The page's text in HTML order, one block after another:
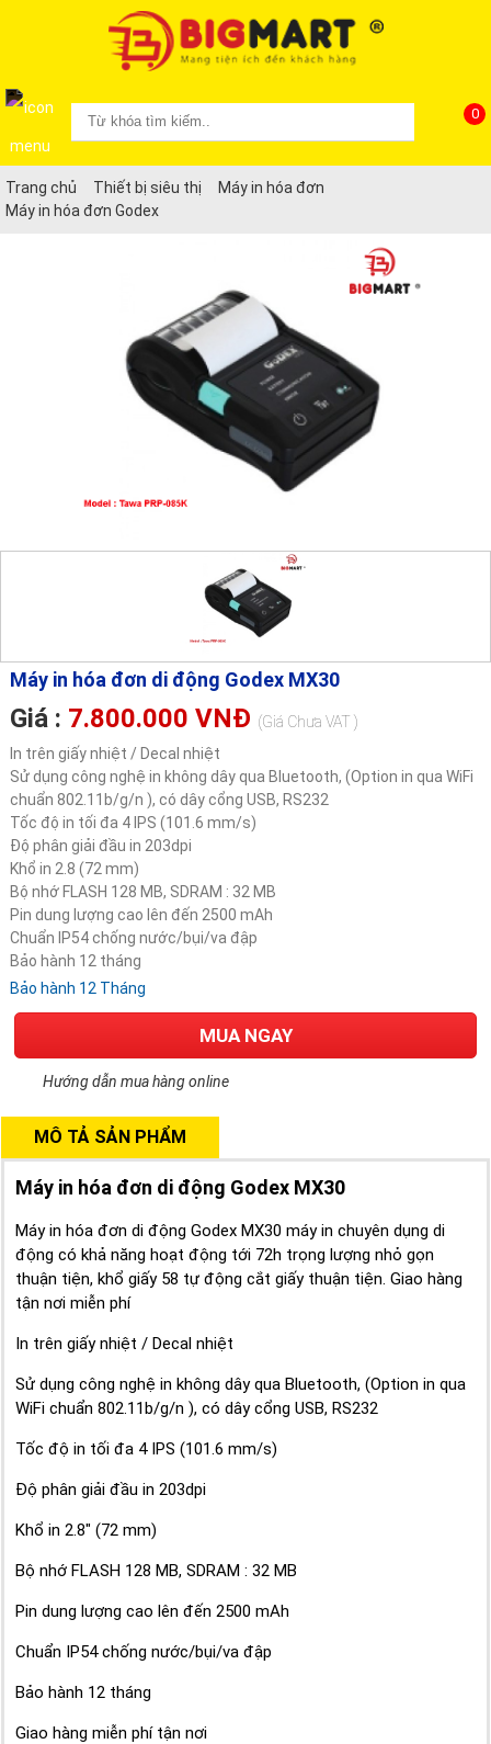
0
Trang chủ Thiết bị siêu thị
Máy in hóa đơn
Máy in hóa đơn Godex
Máy in hóa đơn di động Godex MX30
Giá : 7.800.000 VNĐ (Giá Chưa VAT )
In trên giấy nhiệt / Decal nhiệt
Sử dụng công nghệ in không dây qua Bluetooth, (Option in qua WiFi
chuẩn 802.11b/g/n ), có dây cổng USB, RS232
Tốc độ in tối đa 4 IPS (101.6 mm/s)
Độ phân giải đầu in 203dpi
Khổ in 2.8 (72 mm)
Bộ nhớ FLASH 128 MB, SDRAM : 32 MB
Pin dung lượng cao lên đến 2500 mAh
Chuẩn IP54 chống nước/bụi/va đập
Bảo hành 12 tháng
Bảo hành 12 Tháng
MUA NGAY
Hướng dẫn mua hàng online
MÔ TẢ SẢN PHẨM
Máy in hóa đơn di động Godex MX30
Máy in hóa đơn di động Godex MX30 máy in chuyên dụng di
động có khả năng hoạt động tới 72h trọng lượng nhỏ gọn
thuận tiện, khổ giấy 58 tự động cắt giấy thuận tiện. Giao hàng
tận nơi miễn phí
In trên giấy nhiệt / Decal nhiệt
Sử dụng công nghệ in không dây qua Bluetooth, (Option in qua
WiFi chuẩn 802.11b/g/n ), có dây cổng USB, RS232
Tốc độ in tối đa 4 IPS (101.6 mm/s)
Độ phân giải đầu in 203dpi
Khổ in 2.8" (72 mm)
Bộ nhớ FLASH 128 MB, SDRAM : 32 MB
Pin dung lượng cao lên đến 2500 mAh
Chuẩn IP54 chống nước/bụi/va đập
Bảo hành 12 tháng
Giao hàng miễn phí tận nơi